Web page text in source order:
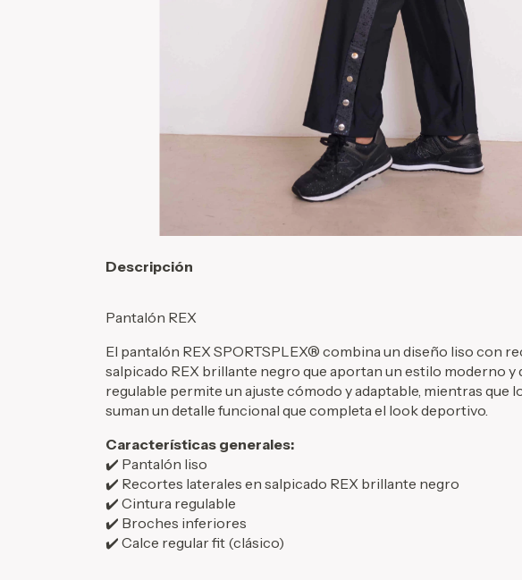
Descripción
Pantalón REX
El pantalón REX SPORTSPLEX® combina un diseño liso con
salpicado REX brillante negro que aportan un estilo moderno y
regulable permite un ajuste cómodo y adaptable, mientras que
suman un detalle funcional que completa el look deportivo.
Características generales:
✔️ Pantalón liso
✔️ Recortes laterales en salpicado REX brillante negro
✔️ Cintura regulable
✔️ Broches inferiores
✔️ Calce regular fit (clásico)